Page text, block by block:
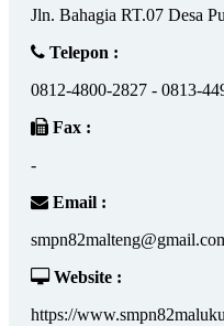
Jln. Bahagia RT.07 Desa
Telepon :
0812-4800-2827 - 0813-
Fax :
-
Email :
Website :
https://